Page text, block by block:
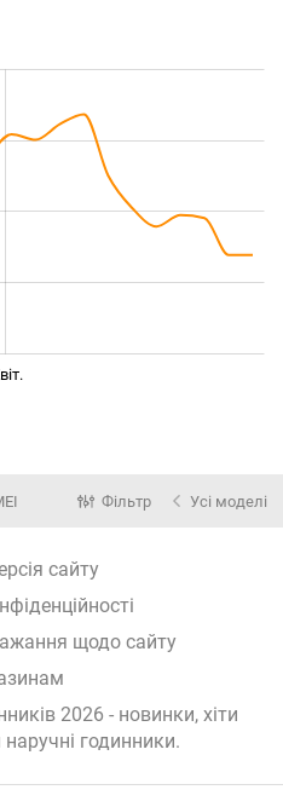
Фільтр Усі моделі
сайту
щодо сайту
2026 - новинки, хіти
наручні годинники.